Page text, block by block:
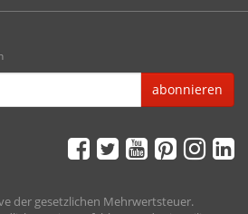
abonnieren
der gesetzlichen Mehrwertsteuer.